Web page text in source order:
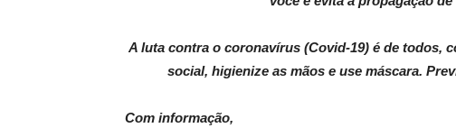
A luta contra o coronavírus (Covid-19) é de todos,
social, higienize as mãos e use máscara.
Com informação,